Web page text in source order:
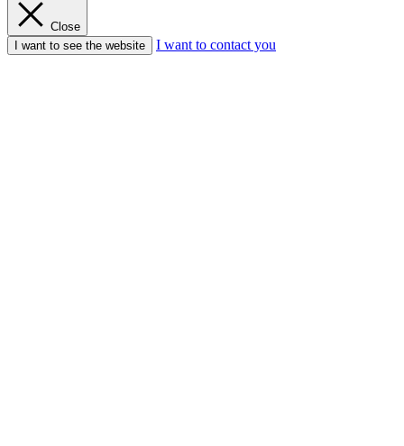
Close
I want to see the website
I want to contact you